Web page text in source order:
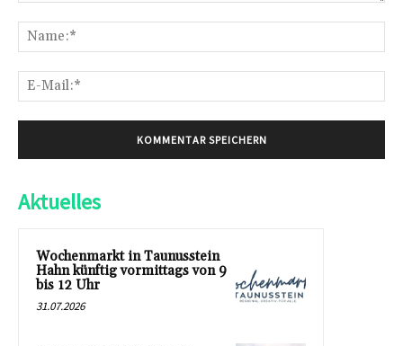
Aktuelles
Wochenmarkt in Taunusstein
Hahn künftig vormittags von 9
bis 12 Uhr
31.07.2026